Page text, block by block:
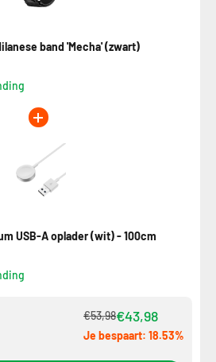
band 'Mecha' (zwart)
USB-A oplader (wit) - 100cm
€53,98€43,98
Je bespaart: 18.53%